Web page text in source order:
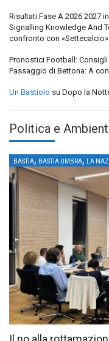
Risultati Fase A 2026 2027
Signalling Knowledge And
confronto con «Settecalcio»
Pronostici Football:
Passaggio di Bettona: A
Un Bastiolo su Dopo la
Politica e
BASTIA, BASTIA UMBRA, LA